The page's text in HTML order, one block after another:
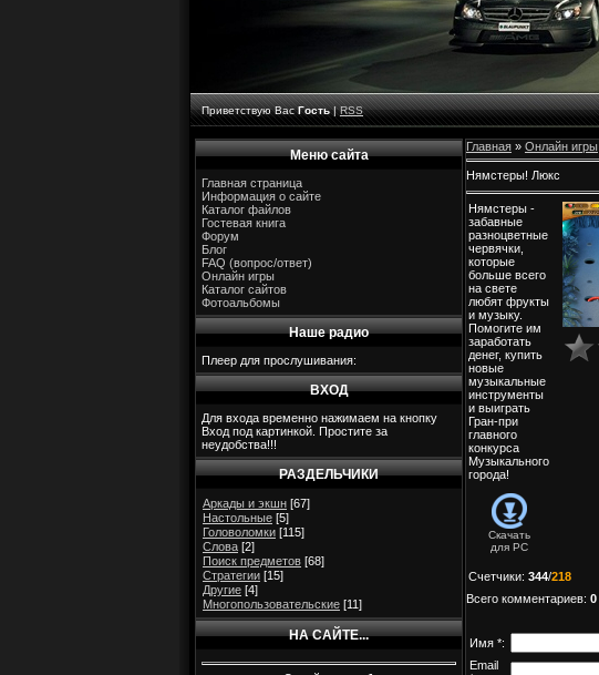
Приветствую Вас Гость|RSS
Меню сайта
Главная страница
Информация о сайте
Каталог файлов
Гостевая книга
Форум
Блог
FAQ (вопрос/ответ)
Онлайн игры
Каталог сайтов
Фотоальбомы
Наше радио
Плеер для прослушивания:
ВХОД
Для входа временно нажимаем на кнопку
Вход под картинкой. Простите за
неудобства!!!
РАЗДЕЛЬЧИКИ
Аркады и экшн [67]
Настольные [5]
Головоломки [115]
Слова [2]
Поиск предметов [68]
Стратегии [15]
Другие [4]
Многопользовательские [11]
НА САЙТЕ...
Главная » Онлайн игры
Нямстеры! Люкс
Нямстеры -
забавные
разноцветные
червячки,
которые
больше всего
на свете
любят фрукты
и музыку.
Помогите им
заработать
денег, купить
новые
музыкальные
инструменты
и выиграть
Гран-при
главного
конкурса
Музыкального
города!
Скачать
дляPC
Счетчики: 344/218
Всего комментариев: 0
Имя *:
Email